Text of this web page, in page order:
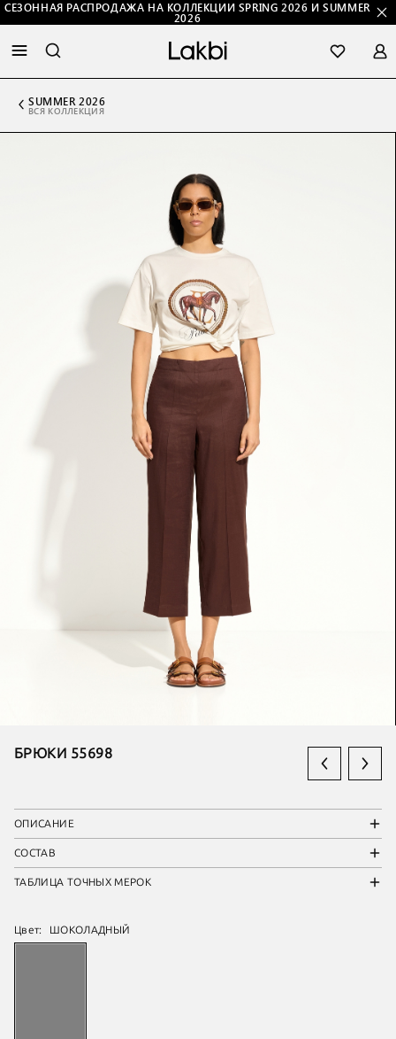
СЕЗОННАЯ РАСПРОДАЖА НА КОЛЛЕКЦИИ SPRING 2026 И SUMMER
2026
SUMMER 2026
ВСЯ КОЛЛЕКЦИЯ
БРЮКИ 55698
ОПИСАНИЕ
СОСТАВ
ТАБЛИЦА ТОЧНЫХ МЕРОК
Цвет: ШОКОЛАДНЫЙ